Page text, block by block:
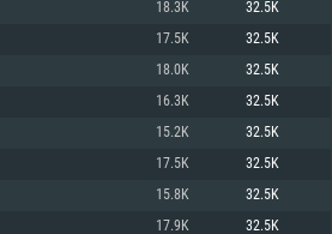
i5 (Intel Xeon 은 지원하지 않습니다)
전
18.3K 32.5K
17.5K 32.5K
18.0K 32.5K
16.3K 32.5K
15.2K 32.5K
17.5K 32.5K
15.8K 32.5K
17.9K 32.5K